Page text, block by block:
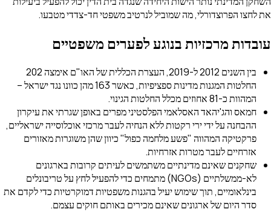
את לחצו הפרוצדורלי, מה שמוביל לנרטיב משפטי חד-צדדי מטבעו.
עובדות מרכזיות בנוגע לפערים משפטיים
בין השנים 2012 ל-2019, העצרת הכללית של האו"ם אימצה 202
החלטות המגנות מדינות ספציפיות, כאשר 163 מהן כוונו נגד ישראל –
המהוות כ-81 אחוזים מכלל החלטות הגינוי.
חמאס והג'יהאד האסלאמי הפלסטיני מפרים באופן שגרתי את עיקרון
ההבחנה על ידי ירי רקטות ללא הנחיה לעבר מרכזי אוכלוסייה ישראליים,
פרקטיקה המהווה "פשע מלחמה כפול" כיוון שהן משוגרות מאזורים
אזרחיים לעבר מטרות אזרחיות.
שחקנים שאינם מדינתיים משתמשים לעיתים קרובות בארגונים
לא-ממשלתיים (NGOs) מתמחים כדי להפעיל לחץ על טריבונלים
בינלאומיים, תוך שימוש יעיל בהגנות משפטיות דמוקרטיות כדי לקדם את
סדר היום של ארגונים שאינם מכירים באותם חוקים עצמם.